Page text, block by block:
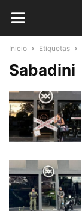
Inicio Etiquetas
Sabadini